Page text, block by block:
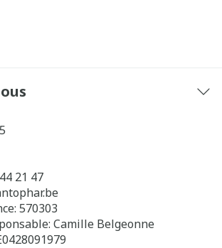
21 47
570303
Camille Belgeonne